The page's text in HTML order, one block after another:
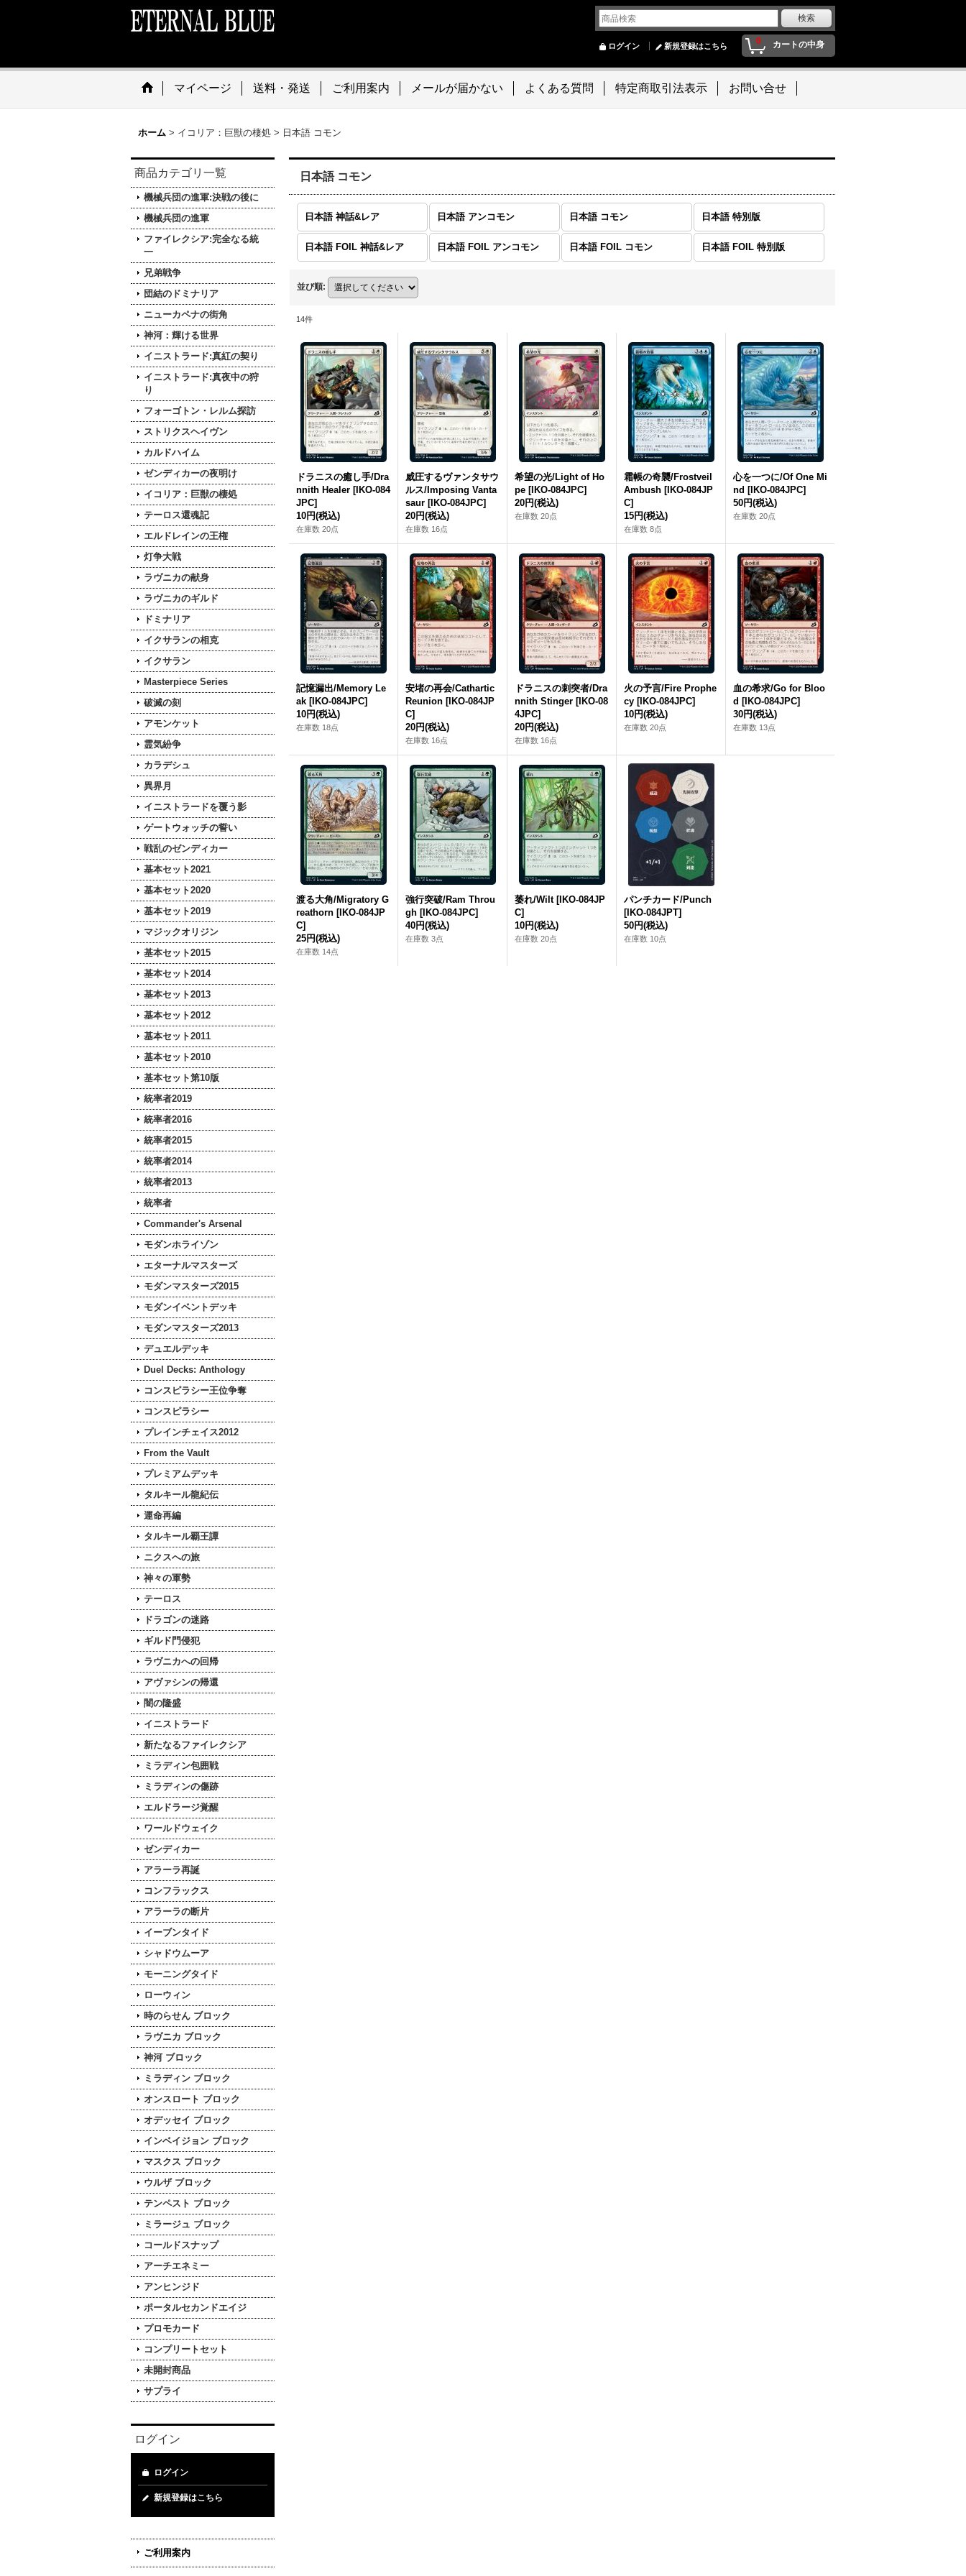
0 カートの中身
ログイン 新規登録はこちら
マイページ 送料・発送 ご利用案内 メールが届かない よくある質問 特定商取引法表示 お問い合せ
ホーム > イコリア：巨獣の棲処 > 日本語 コモン
商品カテゴリ一覧
機械兵団の進軍:決戦の後に
機械兵団の進軍
ファイレクシア:完全なる統
一
兄弟戦争
団結のドミナリア
ニューカペナの街角
神河：輝ける世界
イニストラード:真紅の契り
イニストラード:真夜中の狩
り
フォーゴトン・レルム探訪
ストリクスヘイヴン
カルドハイム
ゼンディカーの夜明け
イコリア：巨獣の棲処
テーロス還魂記
エルドレインの王権
灯争大戦
ラヴニカの献身
ラヴニカのギルド
ドミナリア
イクサランの相克
イクサラン
Masterpiece Series
破滅の刻
アモンケット
霊気紛争
カラデシュ
異界月
イニストラードを覆う影
ゲートウォッチの誓い
戦乱のゼンディカー
基本セット2021
基本セット2020
基本セット2019
マジックオリジン
基本セット2015
基本セット2014
基本セット2013
基本セット2012
基本セット2011
基本セット2010
基本セット第10版
統率者2019
統率者2016
統率者2015
統率者2014
統率者2013
統率者
Commander's Arsenal
モダンホライゾン
エターナルマスターズ
モダンマスターズ2015
モダンイベントデッキ
モダンマスターズ2013
デュエルデッキ
Duel Decks: Anthology
コンスピラシー王位争奪
コンスピラシー
プレインチェイス2012
From the Vault
プレミアムデッキ
タルキール龍紀伝
運命再編
タルキール覇王譚
ニクスへの旅
神々の軍勢
テーロス
ドラゴンの迷路
ギルド門侵犯
ラヴニカへの回帰
アヴァシンの帰還
闇の隆盛
イニストラード
新たなるファイレクシア
ミラディン包囲戦
ミラディンの傷跡
エルドラージ覚醒
ワールドウェイク
ゼンディカー
アラーラ再誕
コンフラックス
アラーラの断片
イーブンタイド
シャドウムーア
モーニングタイド
ローウィン
時のらせん ブロック
ラヴニカ ブロック
神河 ブロック
ミラディン ブロック
オンスロート ブロック
オデッセイ ブロック
インベイジョン ブロック
マスクス ブロック
ウルザ ブロック
テンペスト ブロック
ミラージュ ブロック
コールドスナップ
アーチエネミー
アンヒンジド
ポータルセカンドエイジ
プロモカード
コンプリートセット
未開封商品
サプライ
ログイン
ログイン
新規登録はこちら
ご利用案内
日本語 コモン
日本語 神話&レア 日本語 アンコモン 日本語 コモン 日本語 特別版
日本語 FOIL 神話&レア 日本語 FOIL アンコモン 日本語 FOIL コモン 日本語 FOIL 特別版
並び順:
14件
ドラニスの癒し手/Dra
nnith Healer [IKO-084
JPC]
10円(税込)
在庫数 20点
威圧するヴァンタサウ
ルス/Imposing Vanta
saur [IKO-084JPC]
20円(税込)
在庫数 16点
希望の光/Light of Ho
pe [IKO-084JPC]
20円(税込)
在庫数 20点
霜帳の奇襲/Frostveil
Ambush [IKO-084JP
C]
15円(税込)
在庫数 8点
心を一つに/Of One Mi
nd [IKO-084JPC]
50円(税込)
在庫数 20点
記憶漏出/Memory Le
ak [IKO-084JPC]
10円(税込)
在庫数 18点
安堵の再会/Cathartic
Reunion [IKO-084JP
C]
20円(税込)
在庫数 16点
ドラニスの刺突者/Dra
nnith Stinger [IKO-08
4JPC]
20円(税込)
在庫数 16点
火の予言/Fire Prophe
cy [IKO-084JPC]
10円(税込)
在庫数 20点
血の希求/Go for Bloo
d [IKO-084JPC]
30円(税込)
在庫数 13点
渡る大角/Migratory G
reathorn [IKO-084JP
C]
25円(税込)
在庫数 14点
強行突破/Ram Throu
gh [IKO-084JPC]
40円(税込)
在庫数 3点
萎れ/Wilt [IKO-084JP
C]
10円(税込)
在庫数 20点
パンチカード/Punch
[IKO-084JPT]
50円(税込)
在庫数 10点